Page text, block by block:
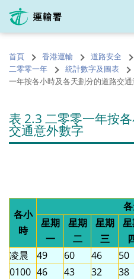
內
的
開
始
首頁 香港運輸 道路安全
二零零一年
統計數字及圖表
一年按各小時及各天劃分的道路交
表 2.3 二零零一年按
交通意外數字
各小
時
星期
一
星期
二
星期
三
凌晨
49 60 46 50
0100 46 43 32 38